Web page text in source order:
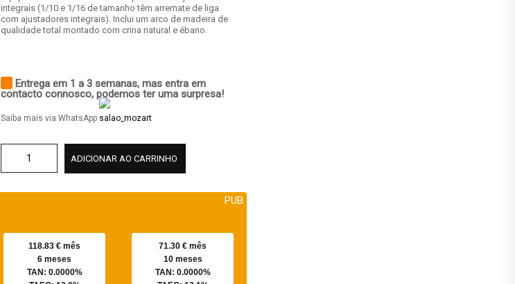
integrais (1/10 e 1/16 de tamanho têm arremate de liga
com ajustadores integrais). Inclui um arco de madeira de
qualidade total montado com crina natural e ébano.
Entrega em 1 a 3 semanas, mas entra em
contacto connosco, podemos ter uma surpresa!
Saiba mais via WhatsApp
ADICIONAR AO CARRINHO
PUB
118.83 € mês
6 meses
TAN: 0.0000%
71.30 € mês
10 meses
TAN: 0.0000%